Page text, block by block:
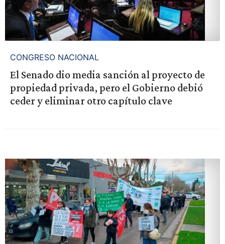
CONGRESO NACIONAL
El Senado dio media sanción al proyecto de
propiedad privada, pero el Gobierno debió
ceder y eliminar otro capítulo clave